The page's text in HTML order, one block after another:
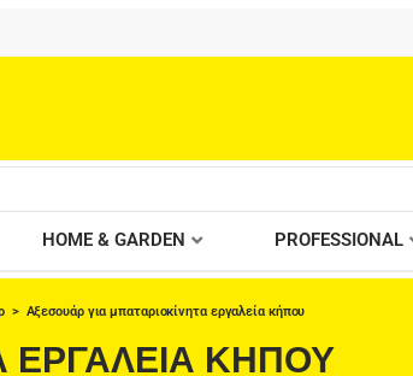
HOME & GARDEN PROFESSIONAL
> Αξεσουάρ για μπαταριοκίνητα εργαλεία κήπου
ΕΡΓΑΛΕΙΑ ΚΗΠΟΥ